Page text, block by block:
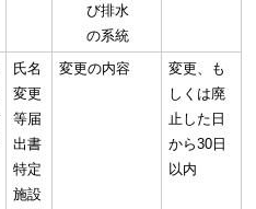
び排水
の系統
氏名
変更
等届
出書
特定
施設
変更の内容
変更、も
しくは廃
止した日
から30日
以内